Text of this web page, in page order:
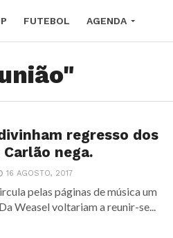
FUTEBOL AGENDA
regresso dos
Carlão nega.
16 AGOSTO, 2017
pelas páginas de música um
Weasel voltariam a reunir-se...